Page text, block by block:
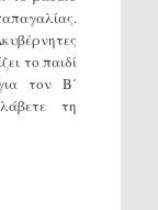
το παιδί
τον Β΄
τη